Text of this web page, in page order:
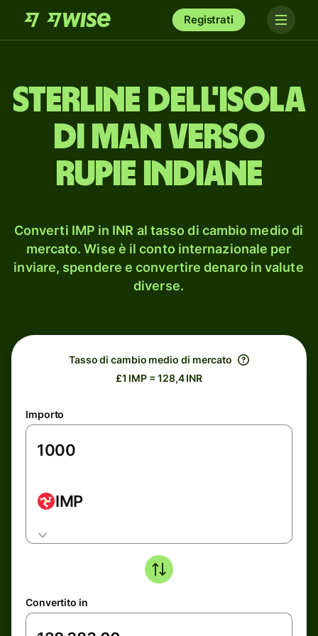
Registrati
sterline dell'Isola
di Man verso
rupie indiane
Converti IMP in INR al tasso di cambio medio di
mercato. Wise è il conto internazionale per
inviare, spendere e convertire denaro in valute
diverse.
Tasso di cambio medio di mercato
£1 IMP = 128,4 INR
Importo
IMP
Convertito in